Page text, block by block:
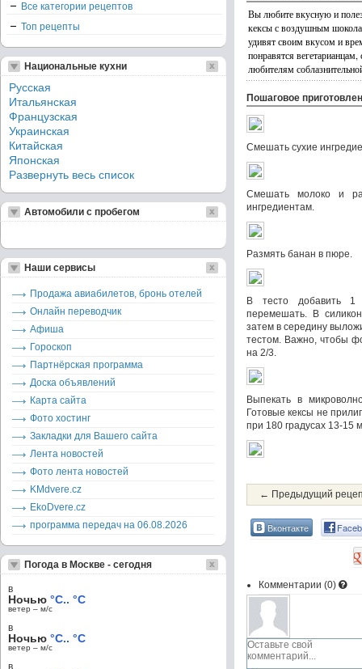
Вы любите вкусную и
кексы с воздушным
удивят своим вкусом и
понравятся
любителям
Пошаговое
Смешать сухие
Смешать молоко и
ингредиентам.
Размять банан в пюре.
В тесто добавить 1
перемешать. В
затем в середину
тестом. Важно, чтобы
на 2/3.
Выпекать в
Готовые кексы не
при 180 градусах 13-15
← Предыдущий
Вконтакте
Комментарии (0)
Все категории рецептов
Топ рецепты
Национальные кухни
Русская
Итальянская
Французская
Украинская
Китайская
Японская
Развернуть весь список
Автомобили с пробегом
Наши сервисы
Продажа авиабилетов, бронь отелей
Онлайн переводчик
Афиша
Гороскоп
Партнёрская программа
Доска объявлений
Карта сайта
Фото хостинг
Закладки для Вашего сайта
Лента новостей
Фото лента новостей
KMdvere.cz
EkoDvere.cz
программа передач на 06.08.2026
Погода в Москве - сегодня
в
Ночью °C.. °C
ветер – м/c
в
Ночью °C.. °C
ветер – м/c
в